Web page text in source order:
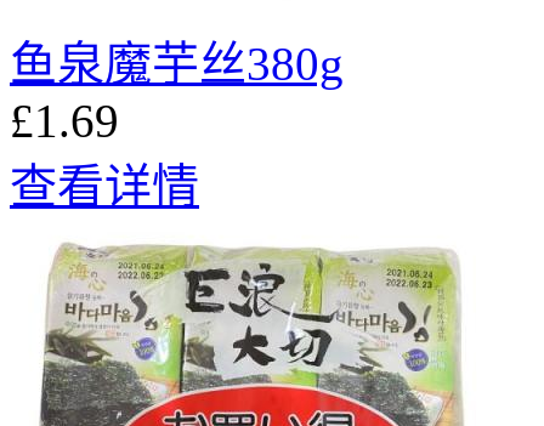
鱼泉魔芋丝380g
£1.69
查看详情